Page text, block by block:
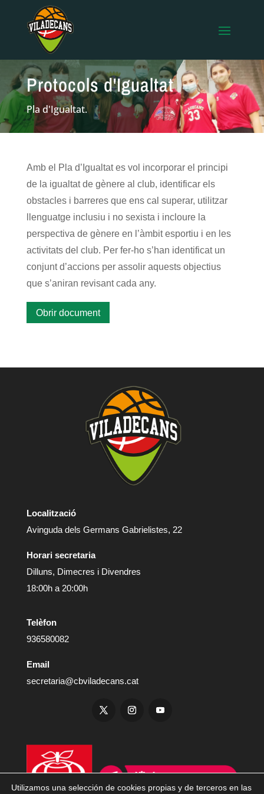
Protocols d'Igualtat
Pla d'Igualtat.
Amb el Pla d’Igualtat es vol incorporar el principi
de la igualtat de gènere al club, identificar els
obstacles i barreres que ens cal superar, utilitzar
llenguatge inclusiu i no sexista i incloure la
perspectiva de gènere en l’àmbit esportiu i en les
activitats del club. Per fer-ho s’han identificat un
conjunt d’accions per assolir aquests objectius
que s’aniran revisant cada any.
Obrir document
Localització
Avinguda dels Germans Gabrielistes, 22
Horari secretaria
Dilluns, Dimecres i Divendres
18:00h a 20:00h
Telèfon
936580082
Email
secretaria@cbviladecans.cat
Utilizamos una selección de cookies propias y de terceros en las